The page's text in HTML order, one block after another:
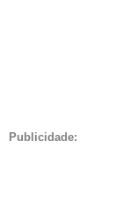
Publicidade: